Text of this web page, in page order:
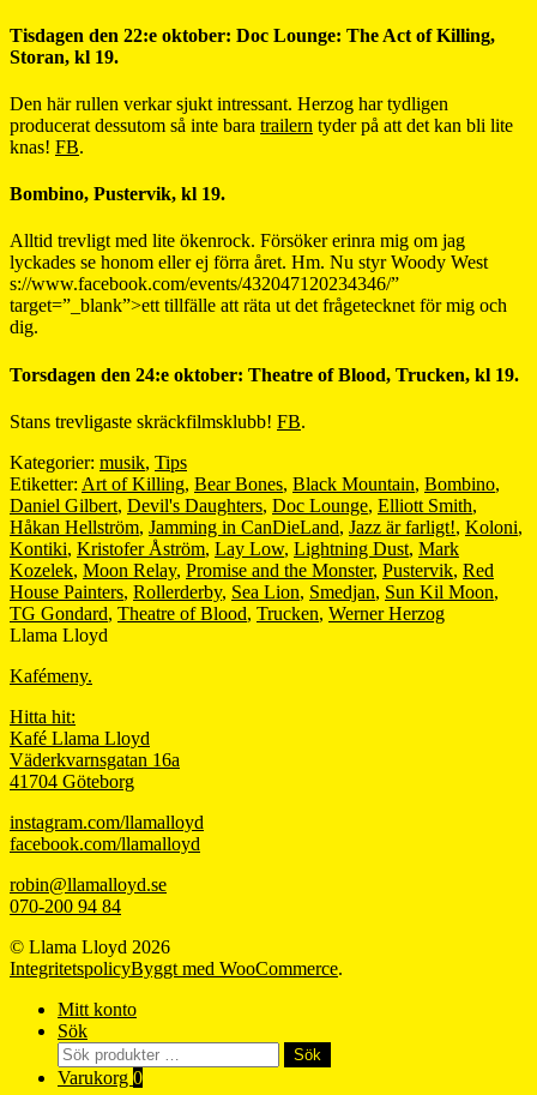
Tisdagen den 22:e oktober: Doc Lounge: The Act of Killing,
Storan, kl 19.
Den här rullen verkar sjukt intressant. Herzog har tydligen
producerat dessutom så inte bara trailern tyder på att det kan bli lite
knas! FB.
Bombino, Pustervik, kl 19.
Alltid trevligt med lite ökenrock. Försöker erinra mig om jag
lyckades se honom eller ej förra året. Hm. Nu styr Woody West
s://www.facebook.com/events/432047120234346/”
target=”_blank”>ett tillfälle att räta ut det frågetecknet för mig och
dig.
Torsdagen den 24:e oktober: Theatre of Blood, Trucken, kl 19.
Stans trevligaste skräckfilmsklubb! FB.
Kategorier: musik, Tips
Etiketter: Art of Killing, Bear Bones, Black Mountain, Bombino,
Daniel Gilbert, Devil's Daughters, Doc Lounge, Elliott Smith,
Håkan Hellström, Jamming in CanDieLand, Jazz är farligt!, Koloni,
Kontiki, Kristofer Åström, Lay Low, Lightning Dust, Mark
Kozelek, Moon Relay, Promise and the Monster, Pustervik, Red
House Painters, Rollerderby, Sea Lion, Smedjan, Sun Kil Moon,
TG Gondard, Theatre of Blood, Trucken, Werner Herzog
Llama Lloyd
Kafémeny.
Hitta hit:
Kafé Llama Lloyd
Väderkvarnsgatan 16a
41704 Göteborg
instagram.com/llamalloyd
facebook.com/llamalloyd
robin@llamalloyd.se
070-200 94 84
© Llama Lloyd 2026
IntegritetspolicyByggt med WooCommerce.
Mitt konto
Sök
Sök
efter:
Sök
Varukorg 0